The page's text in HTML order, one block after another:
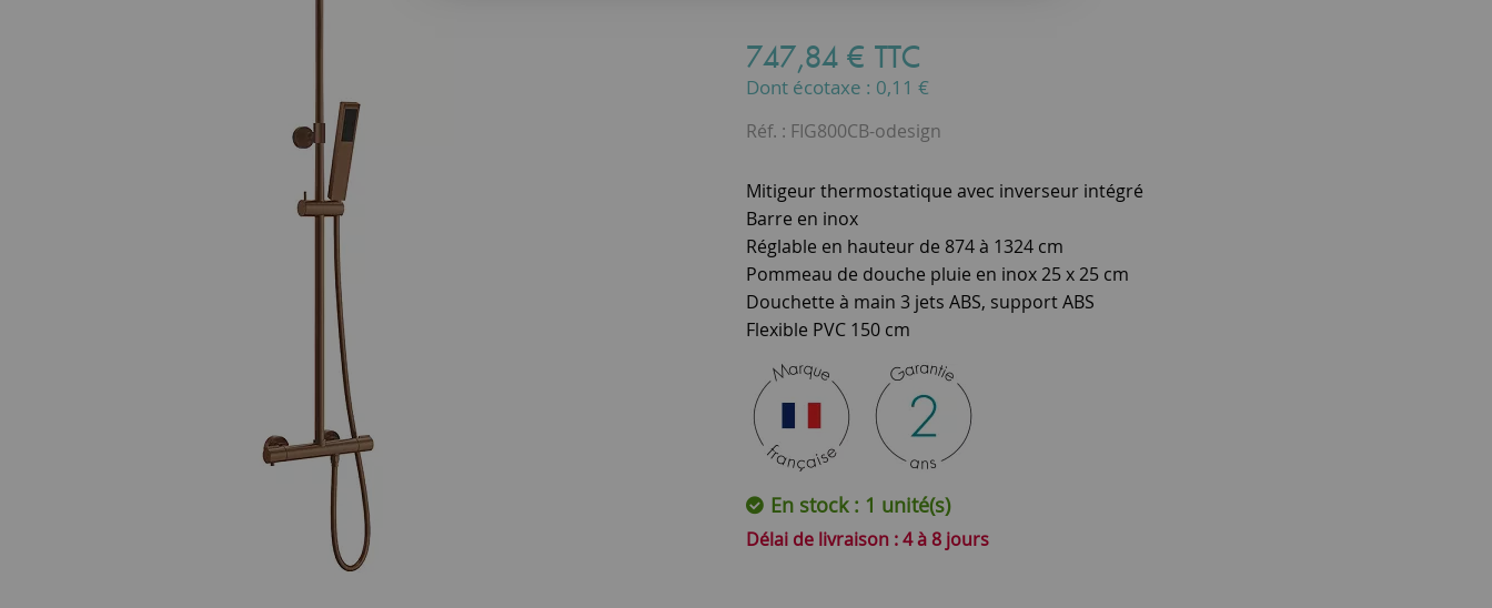
747,84 € TTC
Dont écotaxe : 0,11 €
Réf. : FIG800CB-odesign
Mitigeur thermostatique avec inverseur intégré
Barre en inox
Réglable en hauteur de 874 à 1324 cm
Pommeau de douche pluie en inox 25 x 25 cm
Douchette à main 3 jets ABS, support ABS
Flexible PVC 150 cm
En stock : 1 unité(s)
4 à 8 jours